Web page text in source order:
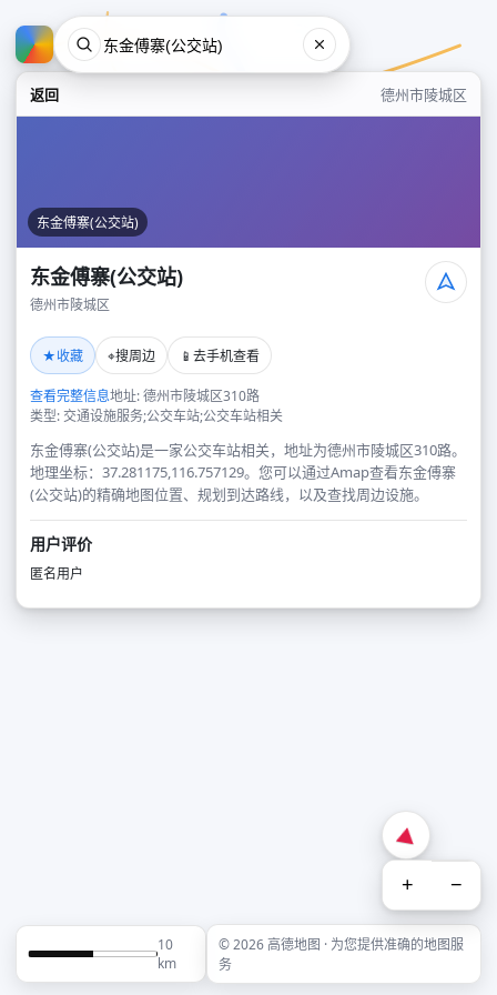
返回 德州市陵城区
东金傅寨(公交站)
东金傅寨(公交站)
德州市陵城区
★收藏 ⌖搜周边 📱 去手机查看
查看完整信息地址: 德州市陵城区310路
类型: 交通设施服务;公交车站;公交车站相关
东金傅寨(公交站)是一家公交车站相关，地址为德州市陵城区310路。
地理坐标：37.281175,116.757129。您可以通过Amap查看东金傅寨
(公交站)的精确地图位置、规划到达路线，以及查找周边设施。
用户评价
匿名用户
+ −
10
km
© 2026 高德地图 · 为您提供准确的地图服
务